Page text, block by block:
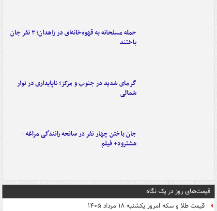
حمله مسلحانه به قهوه‌خانه‌ای در زاهدان؛ ۲ نفر جان
باختند
گرمای شدید در جنوب و مرکز؛ ناپایداری در نوار
شمالی
جان باختن چهار نفر در سانحه رانندگی مراغه -
هشترود+ فیلم
قیمت‌های روز در یک نگاه
قیمت طلا و سکه امروز یکشنبه ۱۸ مرداد ۱۴۰۵